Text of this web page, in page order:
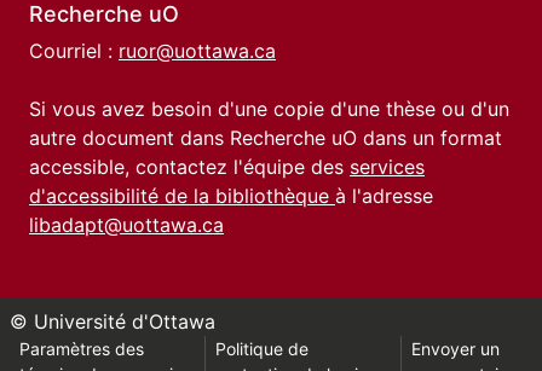
Recherche uO
Courriel : ruor@uottawa.ca
Si vous avez besoin d'une copie d'une thèse ou d'un
autre document dans Recherche uO dans un format
accessible, contactez l'équipe des services
d'accessibilité de la bibliothèque à l'adresse
libadapt@uottawa.ca
© Université d'Ottawa
Paramètres des
Politique de
Envoyer un